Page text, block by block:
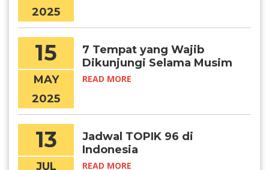
2025
15
MAY
2025
7 Tempat yang Wajib
Dikunjungi Selama Musim
Panas di Korea
READ MORE
13
JUL
Jadwal TOPIK 96 di
Indonesia
READ MORE